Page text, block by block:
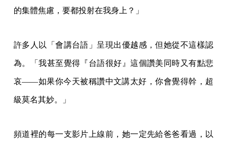
的集體焦慮，要都投射在我身上？」
許多人以「會講台語」呈現出優越感，但她從不這樣認
為。「我甚至覺得『台語很好』這個讚美同時又有點悲
哀——如果你今天被稱讚中文講太好，你會覺得幹，超
級莫名其妙。」
頻道裡的每一支影片上線前，她一定先給爸爸看過，以